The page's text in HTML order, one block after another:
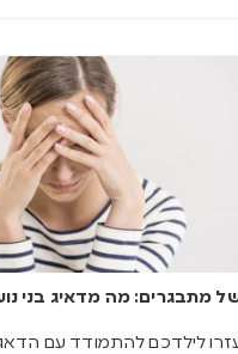
של מתבגרים: מה מדאיג בני
לילדכם להתמודד עם